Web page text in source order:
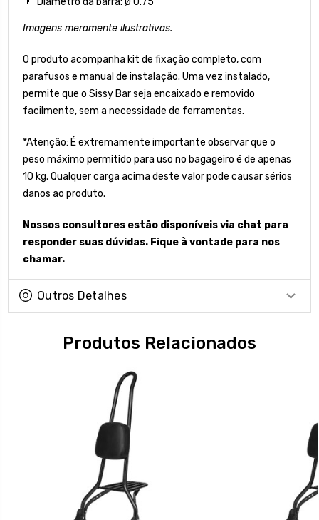
Imagens meramente ilustrativas.
O produto acompanha kit de fixação completo, com
parafusos e manual de instalação. Uma vez instalado,
permite que o Sissy Bar seja encaixado e removido
facilmente, sem a necessidade de ferramentas.
*Atenção: É extremamente importante observar que o
peso máximo permitido para uso no bagageiro é de apenas
10 kg. Qualquer carga acima deste valor pode causar sérios
danos ao produto.
Nossos consultores estão disponíveis via chat para
responder suas dúvidas. Fique à vontade para nos
chamar.
Outros Detalhes
Produtos Relacionados